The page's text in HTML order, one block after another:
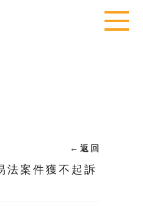
法案件獲不起訴
← 返回